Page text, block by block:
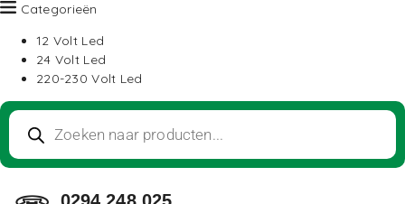
Categorieën
12 Volt Led
24 Volt Led
220-230 Volt Led